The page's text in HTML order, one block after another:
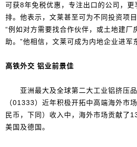
可获8年免税优惠，专注出口的公司，
排。他表示，文莱甚至可为不同投资项
“例如对方需要找合作伙伴，或土地建厂
助。”他相信，文莱可成为内地企业进军
高铁外交 铝业前景佳
亚洲最大及全球第二大工业铝挤压
（01333）近年积极开拓中高端海外市
民币，下同）收入中，海外市场贡献了
美国及德国。